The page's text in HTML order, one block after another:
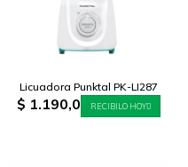
Licuadora Punktal PK-LI287
$ 1.190,0 RECIBILO HOY